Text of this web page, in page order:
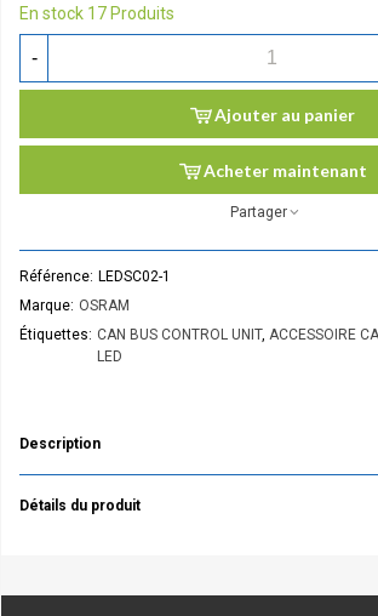
En stock 17 Produits
-
Ajouter au panier
Acheter maintenant
Partager
Référence: LEDSC02-1
Marque: OSRAM
Étiquettes: CAN BUS CONTROL UNIT, ACCESSOIRE
LED
Description
Détails du produit